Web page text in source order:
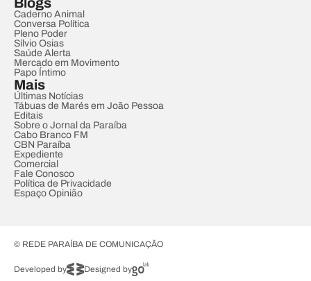
Caderno Animal
Conversa Política
Pleno Poder
Sílvio Osias
Saúde Alerta
Mercado em Movimento
Papo Íntimo
Mais
Últimas Notícias
Tábuas de Marés em João Pessoa
Editais
Sobre o Jornal da Paraíba
Cabo Branco FM
CBN Paraíba
Expediente
Comercial
Fale Conosco
Política de Privacidade
Espaço Opinião
© REDE PARAÍBA DE COMUNICAÇÃO
Developed by Designed by